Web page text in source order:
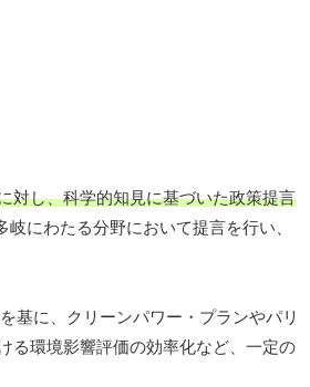
対し、科学的知見に基づいた政策提言
にわたる分野において提言を行い、
基に、クリーンパワー・プランやパリ
る環境影響評価の効率化など、一定の